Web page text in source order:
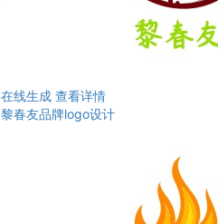
在线生成 查看详情
黎春友品牌logo设计